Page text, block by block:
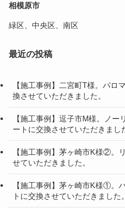
相模原市
緑区、中央区、南区
最近の投稿
【施工事例】二宮町T様。パロ
換させていただきました。
【施工事例】逗子市M様。ノー
ートに交換させていただきまし
【施工事例】茅ヶ崎市K様②。
せていただきました。
【施工事例】茅ヶ崎市K様①。
トに交換させていただきました。